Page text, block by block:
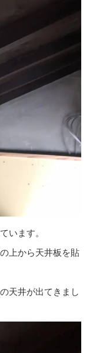
います。
上から天井板を貼
天井が出てきまし